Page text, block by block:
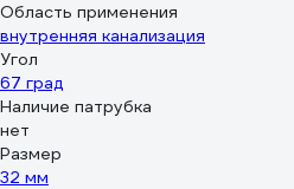
Область применения
внутренняя канализация
Угол
67 град
Наличие патрубка
нет
Размер
32 мм